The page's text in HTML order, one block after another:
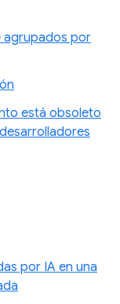
agrupados por
está obsoleto
por IA en una